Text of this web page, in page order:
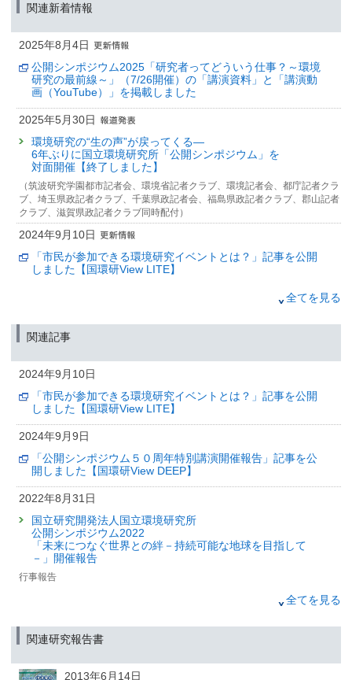
関連新着情報
2025年8月4日
公開シンポジウム2025「研究者ってどういう仕事？～環境
研究の最前線～」（7/26開催）の「講演資料」と「講演動
画（YouTube）」を掲載しました
2025年5月30日
環境研究の“生の声”が戻ってくる—
6年ぶりに国立環境研究所「公開シンポジウム」を
対面開催【終了しました】
（筑波研究学園都市記者会、環境省記者クラブ、環境記者会、都庁記者クラ
ブ、埼玉県政記者クラブ、千葉県政記者会、福島県政記者クラブ、郡山記者
クラブ、滋賀県政記者クラブ同時配付）
2024年9月10日
「市民が参加できる環境研究イベントとは？」記事を公開
しました【国環研View LITE】
開しました【国環研View DEEP】
2024年9月9日
公開シンポジウム特別講演「国立環境研究所の軌跡と展望
～公害、環境、そして・・・～」（6/12開催）のアーカイ
ブ動画を掲載しました。
2024年5月9日
国立環境研究所創立50周年記念事業
公開シンポジウム特別講演 開催のお知らせ
「国立環境研究所の軌跡と展望
～公害、環境、そして・・・～」【終了しました】
クラブ、郡山記者クラブ、滋賀県政記者クラブ同時配付）
2023年5月16日
公開シンポジウム2023
「モニタリングから読みとく環境
（筑波研究学園都市記者会、環境省記者クラブ、環境記者会、福島県政記者
クラブ、郡山記者クラブ同時配付）
全てを見る
関連記事
2024年9月10日
「市民が参加できる環境研究イベントとは？」記事を公開
しました【国環研View LITE】
2024年9月9日
「公開シンポジウム５０周年特別講演開催報告」記事を公
開しました【国環研View DEEP】
2022年8月31日
国立研究開発法人国立環境研究所
公開シンポジウム2022
「未来につなぐ世界との絆－持続可能な地球を目指して
－」開催報告
行事報告
2021「気候変動適応ってなにするの？－かわりゆく気候に
どう備えるか－」開催報告
行事報告
全てを見る
関連研究報告書
2013年6月14日